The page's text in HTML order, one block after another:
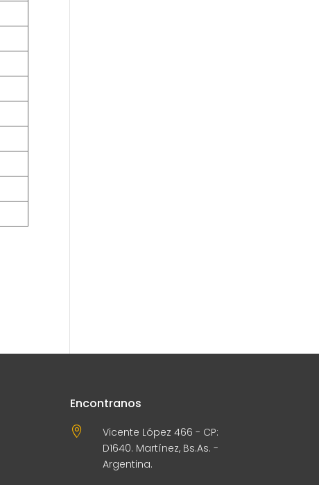
Encontranos

Vicente López 466 - CP:
D1640. Martínez, Bs.As. -
Argentina.